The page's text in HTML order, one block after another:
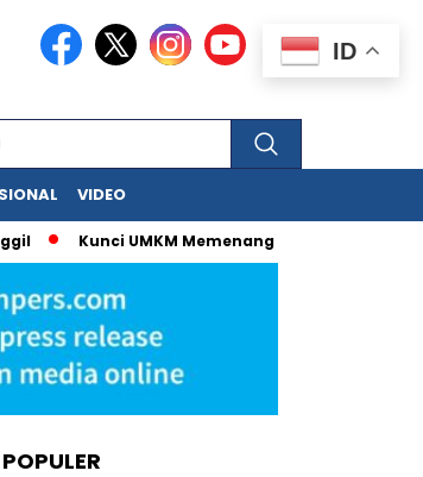
VIDEO
Kunci UMKM Memenangkan Perhatian
ID